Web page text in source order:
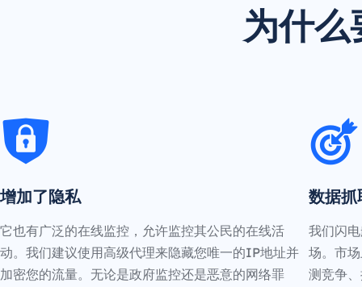
为什
增加了隐私
它也有广泛的在线监控，允许监控其公民的在线活
动。我们建议使用高级代理来隐藏您唯一的IP地址并
加密您的流量。无论是政府监控还是恶意的网络罪
数据抓
我们闪
场。市
测竞争